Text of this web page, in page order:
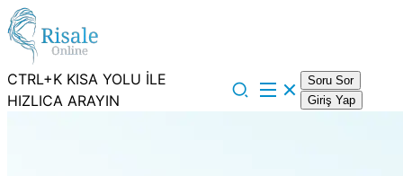
CTRL+K KISA YOLU İLE
HIZLICA ARAYIN
Soru Sor
Giriş Yap